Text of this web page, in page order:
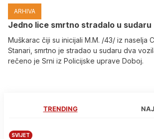
ARHIVA
Јedno lice smrtno stradalo u sudaru
Muškarac čiji su inicijali M.M. /43/ iz naselja
Stanari, smrtno je stradao u sudaru dva
rečeno je Srni iz Policijske uprave Doboj.
TRENDING
SVIJET